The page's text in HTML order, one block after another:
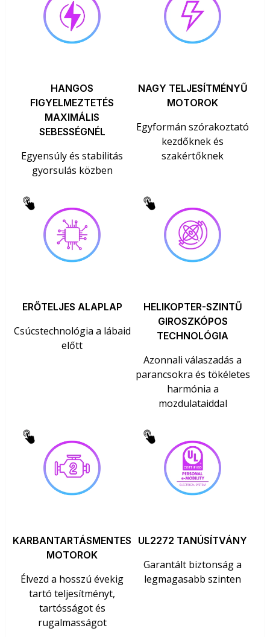
HANGOS
FIGYELMEZTETÉS
MAXIMÁLIS
SEBESSÉGNÉL
Egyensúly és stabilitás
gyorsulás közben
NAGY TELJESÍTMÉNYŰ
MOTOROK
Egyformán szórakoztató
kezdőknek és
szakértőknek
ERŐTELJES ALAPLAP
Csúcstechnológia a lábaid
előtt
HELIKOPTER-SZINTŰ
GIROSZKÓPOS
TECHNOLÓGIA
Azonnali válaszadás a
parancsokra és tökéletes
harmónia a
mozdulataiddal
KARBANTARTÁSMENTES
MOTOROK
Élvezd a hosszú évekig
tartó teljesítményt,
tartósságot és
rugalmasságot
UL2272 TANÚSÍTVÁNY
Garantált biztonság a
legmagasabb szinten